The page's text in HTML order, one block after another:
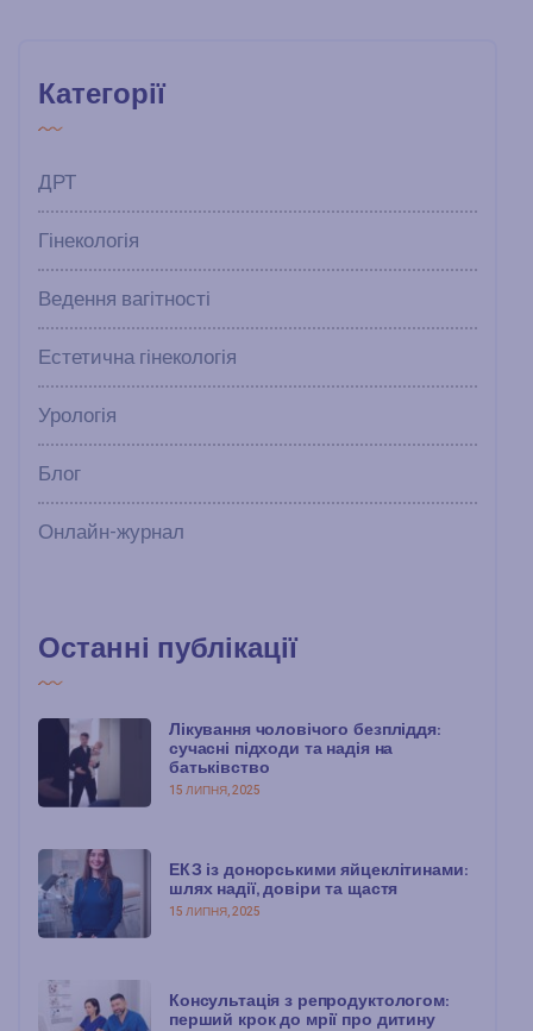
Категорії
ДРТ
Гінекологія
Ведення вагітності
Естетична гінекологія
Урологія
Блог
Онлайн-журнал
Останні публікації
Лікування чоловічого безпліддя:
сучасні підходи та надія на
батьківство
15 ЛИПНЯ, 2025
ЕКЗ із донорськими яйцеклітинами:
шлях надії, довіри та щастя
15 ЛИПНЯ, 2025
Консультація з репродуктологом:
перший крок до мрії про дитину